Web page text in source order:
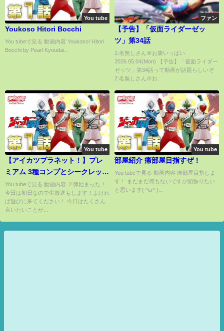
You tube
Youkoso Hitori Bocchi
You tubeで見る 動画内容 Youkoso! Hitori
Bocchi by Pearl Kyoudai...
ファン
【予告】「仮面ライダーゼッ
ツ」第34話
1:名無しさん＠お腹いっぱい
2026.05.04(Mon) 【予告】「仮面ライダー
ゼッツ」第34話って動画が話題らしいぞ
2:名無しさん＠お...
You tube
【アイカツプラネット！】プレ
ミアム 3種コンプとシークレット
が来るのどっちが早いか連コイ
ンだ！【２弾】【スイング】
You tubeで見る 動画内容 ２弾始まった！
今日は初日なので生放送もします！よけれ
ば遊びに来てください！ 今日はたくさん
言いたいことが...
You tube
部屋紹介 痛部屋目指すぜ！
You tubeで見る 動画内容 痛部屋目指しま
す！ まだまだ何もないですが頑張りたい
と思います( ^ω^ )...